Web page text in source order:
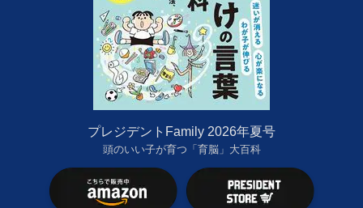
プレジデントFamily 2026年夏号
頭のいい子が育つ「育脳」大百科